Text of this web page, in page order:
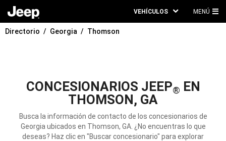
VEHÍCULOS MENÚ
Directorio Georgia Thomson
CONCESIONARIOS JEEP® EN
THOMSON, GA
Busca la información de contacto de los concesionarios de
Georgia ubicados en Thomson, GA. ¿No encuentras lo que
deseas? Haz clic en "Buscar concesionario" para explorar